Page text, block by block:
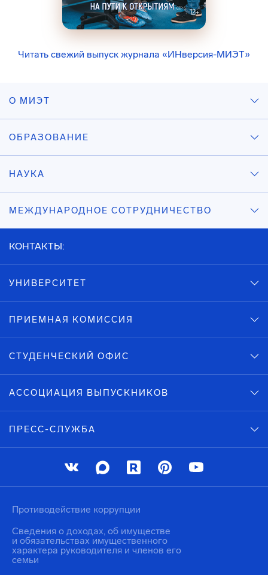
Читать свежий выпуск журнала «ИНверсия-МИЭТ»
О МИЭТ
ОБРАЗОВАНИЕ
НАУКА
МЕЖДУНАРОДНОЕ СОТРУДНИЧЕСТВО
КОНТАКТЫ:
УНИВЕРСИТЕТ
ПРИЕМНАЯ КОМИССИЯ
СТУДЕНЧЕСКИЙ ОФИС
АССОЦИАЦИЯ ВЫПУСКНИКОВ
ПРЕСС-СЛУЖБА
Противодействие коррупции
Сведения о доходах, об имуществе
и обязательствах имущественного
характера руководителя и членов его
семьи